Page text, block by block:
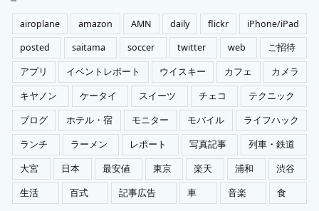
ー
airoplane amazon AMN daily flickr
iPhone/iPad
posted
saitama soccer twitter web
ご招待
アプリ
イベントレポート ウイスキー カフェ
カメラ
キヤノン
ケータイ スイーツ チェコ
テクニック
ブログ
ホテル・宿 モニター モバイル
ライフハック
ランチ
ラーメン レポート 写真記事
列車・鉄道
大宮
日本 最安値 東京 楽天 浦和
渋谷
生活
百式 記事広告 車 音楽 食